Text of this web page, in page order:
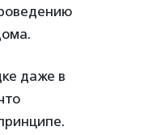
даже в